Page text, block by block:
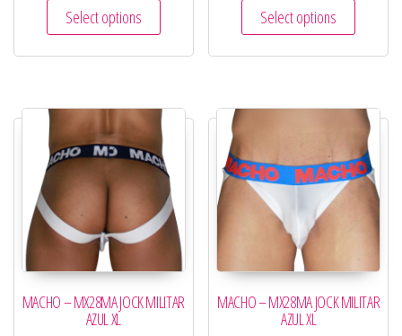
Select options Select options
MACHO – MX28MA JOCK MILITAR
AZUL XL
MACHO – MX28MA JOCK MILITAR
AZUL XL